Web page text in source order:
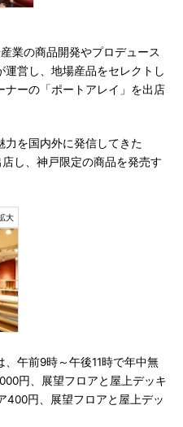
業の商品開発やプロデュース
営し、地場産品をセレクトし
ナーの「ポートアレイ」を出店
を国内外に発信してきた
店し、神戸限定の商品を発売す
午前9時～午後11時で年中無
円、展望フロアと屋上デッキ
400円、展望フロアと屋上デッ